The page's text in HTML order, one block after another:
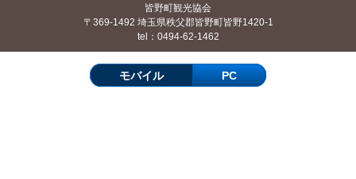
皆野町観光協会
〒369-1492 埼玉県秩父郡皆野町皆野1420-1
tel：0494-62-1462
モバイル PC